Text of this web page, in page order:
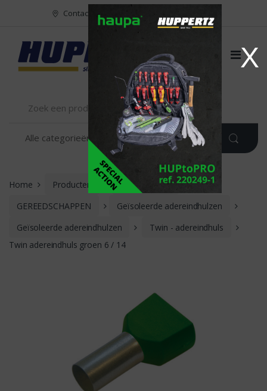
X
Contact
Home Producten
INSTALLATIE
GEREEDSCHAPPEN
Geïsoleerde adereindhulzen
Geïsoleerde adereindhulzen
Twin - adereindhuls
Twin adereindhuls groen 6 / 14